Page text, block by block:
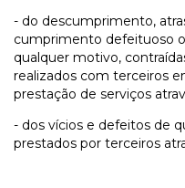
- do descumprimento,
cumprimento defeituoso
qualquer motivo,
realizados com terceiros
prestação de serviços
- dos vícios e defeitos de
prestados por terceiros